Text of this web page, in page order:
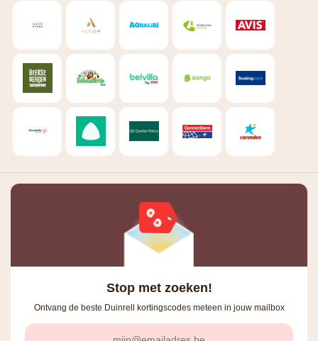
Stop met zoeken!
Ontvang de beste Duinrell kortingscodes meteen in jouw mailbox